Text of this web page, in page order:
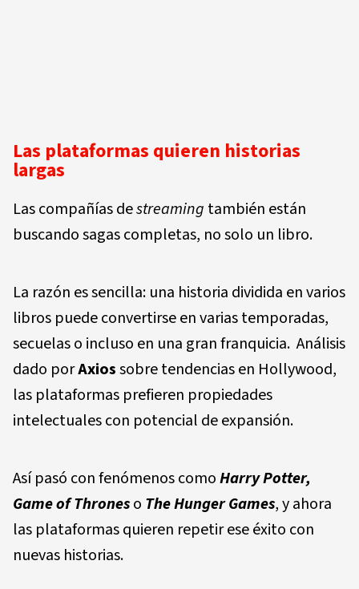
Las plataformas quieren historias
largas
Las compañías destreaming también están
buscando sagas completas, no solo un libro.
La razón es sencilla: una historia dividida en varios
libros puede convertirse en varias temporadas,
secuelas o incluso en una gran franquicia. Análisis
dado porAxiossobre tendencias en Hollywood,
las plataformas prefieren propiedades
intelectuales con potencial de expansión.
Así pasó con fenómenos comoHarry Potter,
Game of Throneso The Hunger Games, y ahora
las plataformas quieren repetir ese éxito con
nuevas historias.